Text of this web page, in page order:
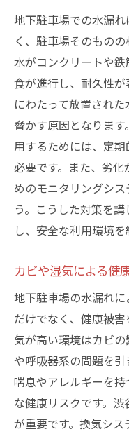
地下駐車場での水漏
く、駐車場そのものの
水がコンクリートや
食が進行し、耐久性
にわたって放置され
脅かす原因となりま
用するためには、定
必要です。また、劣
めのモニタリングシ
う。こうした対策を
し、安全な利用環境を
カビや湿気による健
地下駐車場の水漏れ
だけでなく、健康被
気が高い環境はカビ
や呼吸器系の問題を引
喘息やアレルギーを
な健康リスクです。
が重要です。換気シ